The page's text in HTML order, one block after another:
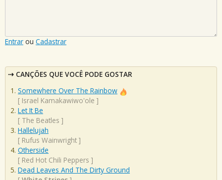
Entrar ou Cadastrar
CANÇÕES QUE VOCÊ PODE GOSTAR
Somewhere Over The Rainbow
[ Israel Kamakawiwo'ole ]
Let It Be
[ The Beatles ]
Hallelujah
[ Rufus Wainwright ]
Otherside
[ Red Hot Chili Peppers ]
Dead Leaves And The Dirty Ground